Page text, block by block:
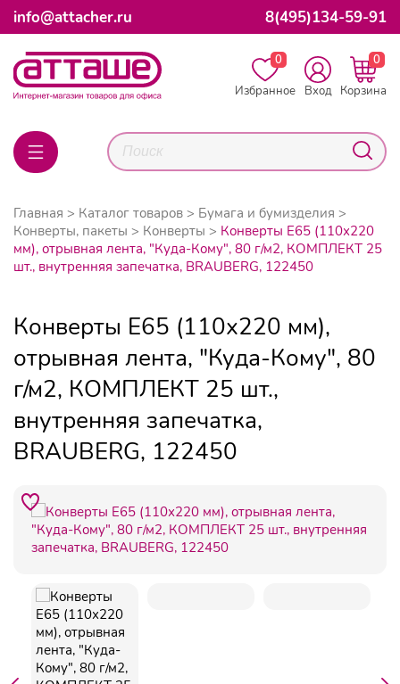
info@attacher.ru 8(495)134-59-91
0
Избранное
Вход
0
Корзина
Главная Каталог товаров
Бумага и бумизделия
Конверты, пакеты
Конверты
Конверты Е65 (110х220
мм), отрывная лента, "Куда-Кому", 80 г/м2, КОМПЛЕКТ 25
шт., внутренняя запечатка, BRAUBERG, 122450
Конверты Е65 (110х220 мм),
отрывная лента, "Куда-Кому", 80
г/м2, КОМПЛЕКТ 25 шт.,
внутренняя запечатка,
BRAUBERG, 122450